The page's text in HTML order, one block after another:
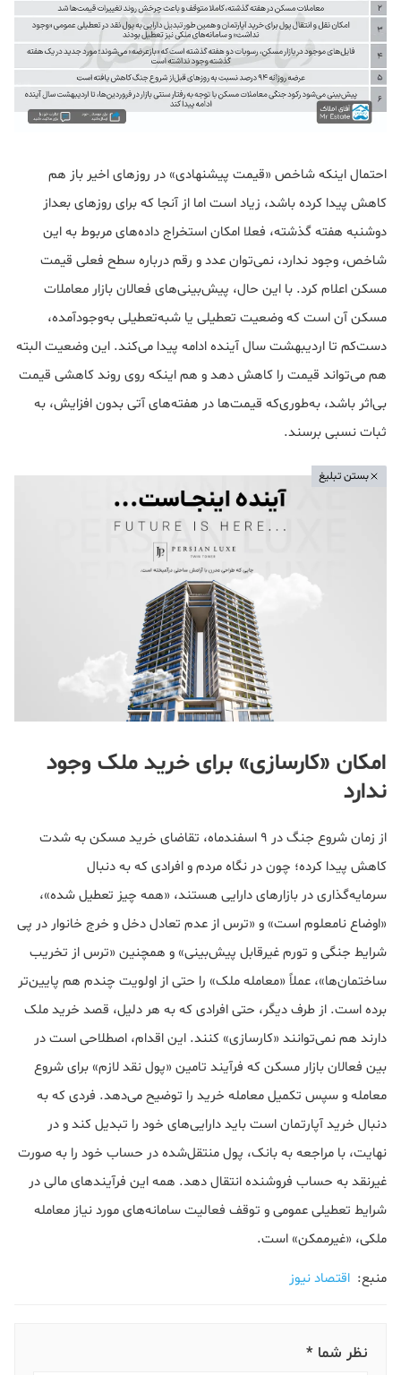
احتمال اینکه شاخص «قیمت پیشنهادی» در روزهای اخیر باز هم
کاهش پیدا کرده باشد، زیاد است اما از آنجا که برای روزهای بعداز
دوشنبه هفته گذشته، فعلا امکان استخراج داده‌های مربوط به این
شاخص، وجود ندارد، نمی‌توان عدد و رقم درباره سطح فعلی قیمت
مسکن اعلام کرد. با این حال، پیش‌بینی‌های فعالان بازار معاملات
مسکن آن است که وضعیت تعطیلی یا شبه‌تعطیلی به‌وجود‌آمده،
دست‌کم تا اردیبهشت سال آینده ادامه پیدا می‌کند. این وضعیت البته
هم می‌تواند قیمت را کاهش دهد و هم اینکه روی روند کاهشی قیمت
بی‌اثر باشد، به‌طوری‌که قیمت‌ها در هفته‌های آتی بدون افزایش، به
ثبات نسبی برسند.
بستن تبلیغ
امکان «کارسازی» برای خرید ملک وجود
ندارد
از زمان شروع جنگ در 9 اسفندماه، تقاضای خرید مسکن به شدت
کاهش پیدا کرده؛ چون در نگاه مردم و افرادی که به دنبال
سرمایه‌گذاری در بازارهای دارایی هستند، «همه چیز تعطیل شده»،
«اوضاع نامعلوم است» و «ترس از عدم تعادل دخل و خرج خانوار در پی
شرایط جنگی و تورم غیرقابل پیش‌بینی» و همچنین «ترس از تخریب
ساختمان‌ها»، عملاً «معامله ملک» را حتی از اولویت چندم هم پایین‌تر
برده است. از طرف دیگر، حتی افرادی که به هر دلیل، قصد خرید ملک
دارند هم نمی‌توانند «کارسازی» کنند. این اقدام، اصطلاحی است در
بین فعالان بازار مسکن که فرآیند تامین «پول نقد لازم» برای شروع
معامله و سپس تکمیل معامله خرید را توضیح می‌دهد. فردی که به
دنبال خرید آپارتمان است باید دارایی‌های خود را تبدیل کند و در
نهایت، با مراجعه به بانک، پول منتقل‌شده در حساب خود را به صورت
غیرنقد به حساب فروشنده انتقال دهد. همه این فرآیندهای مالی در
شرایط تعطیلی عمومی و توقف فعالیت‌ سامانه‌های مورد نیاز معامله
ملکی، «غیرممکن» است.
منبع: اقتصاد نیوز
نظر شما *